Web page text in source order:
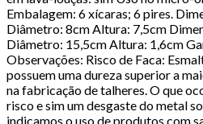
Embalagem: 6 xícaras; 6 pires.
Diâmetro: 8cm Altura: 7,5cm
Diâmetro: 15,5cm Altura: 1,6cm
Observações: Risco de Faca:
possuem uma dureza superior a
na fabricação de talheres. O que
risco e sim um desgaste do metal
indicamos o uso de produtos com